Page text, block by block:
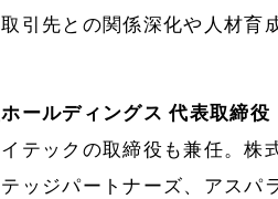
引先との関係深化や人材育
ールディングス 代表取締
テックの取締役も兼任。株
ッジパートナーズ、アスパ